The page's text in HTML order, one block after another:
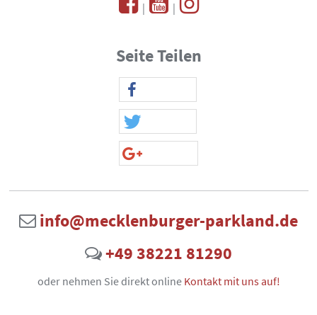
| |
Seite Teilen
info@mecklenburger-parkland.de
+49 38221 81290
oder nehmen Sie direkt online Kontakt mit uns auf!